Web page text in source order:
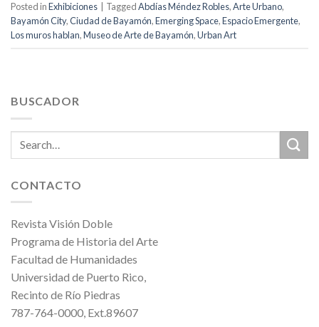
Posted inExhibiciones TaggedAbdías Méndez Robles,Arte Urbano,
Bayamón City,Ciudad de Bayamón,Emerging Space,Espacio Emergente,
Los muros hablan,Museo de Arte de Bayamón,Urban Art
BUSCADOR
CONTACTO
Revista Visión Doble
Programa de Historia del Arte
Facultad de Humanidades
Universidad de Puerto Rico,
Recinto de Río Piedras
787-764-0000, Ext.89607